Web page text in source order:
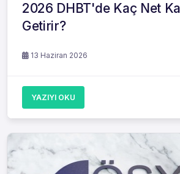
2026 DHBT'de Kaç Net
Getirir?
13 Haziran 2026
YAZIYI OKU